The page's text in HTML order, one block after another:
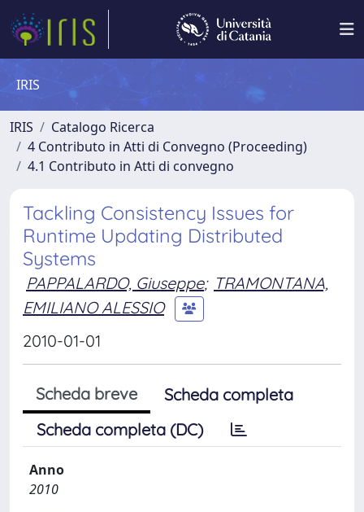
IRIS
IRIS
Catalogo Ricerca
4 Contributo in Atti di Convegno (Proceeding)
4.1 Contributo in Atti di convegno
Tackling Consistency Issues for
Runtime Updating Distributed
Systems
PAPPALARDO, Giuseppe; TRAMONTANA,
EMILIANO ALESSIO
2010-01-01
Scheda breve
Scheda completa
Scheda completa (DC)
Anno
2010